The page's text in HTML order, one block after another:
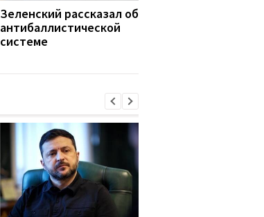
Зеленский рассказал об
антибаллистической
системе